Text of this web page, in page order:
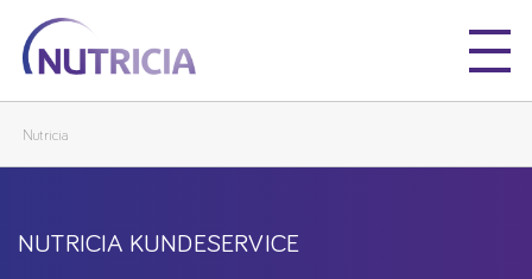
Nutricia
Nutricia
Nutricia
NUTRICIA KUNDESERVICE